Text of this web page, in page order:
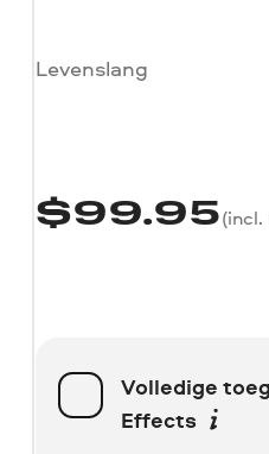
Levenslang
$99.95(incl.
Volledige
Effects